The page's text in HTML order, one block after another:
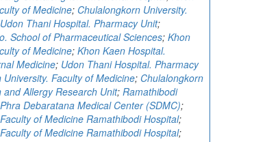
of Medicine; Chulalongkorn University.
Udon Thani Hospital. Pharmacy Unit;
School of Pharmaceutical Sciences; Khon
of Medicine; Khon Kaen Hospital.
Medicine; Udon Thani Hospital. Pharmacy
University. Faculty of Medicine; Chulalongkorn
and Allergy Research Unit; Ramathibodi
Debaratana Medical Center (SDMC);
of Medicine Ramathibodi Hospital;
of Medicine Ramathibodi Hospital;